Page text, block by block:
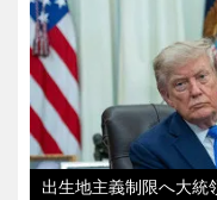
出生地主義制限へ大統